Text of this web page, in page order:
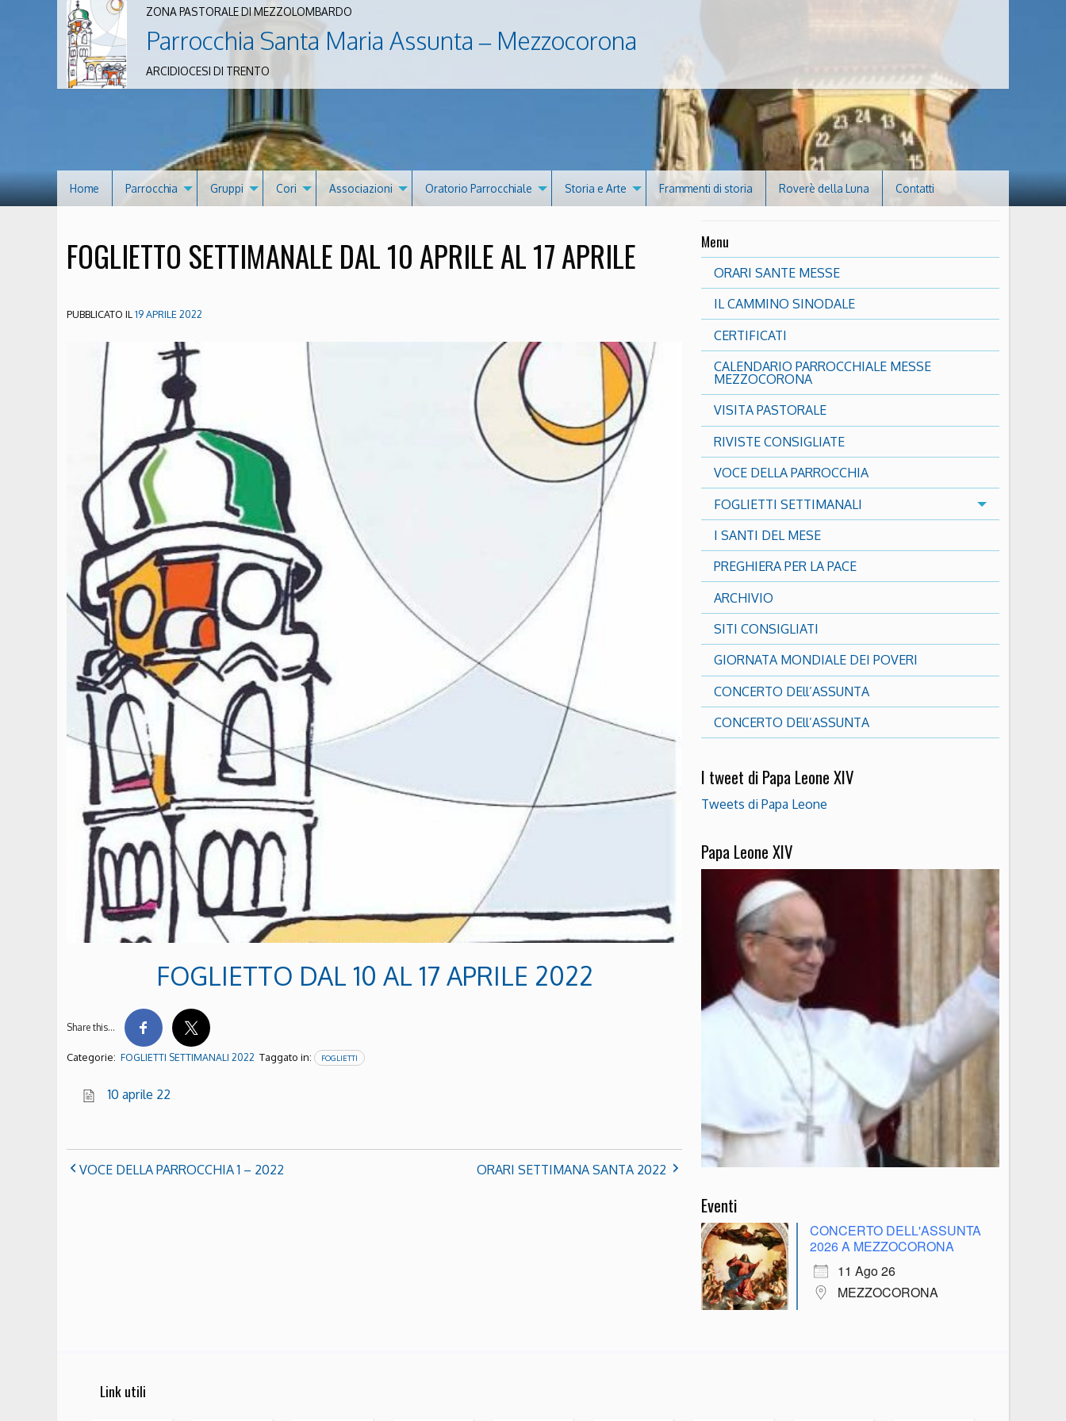
ZONA PASTORALE DI MEZZOLOMBARDO
Parrocchia Santa Maria Assunta – Mezzocorona
ARCIDIOCESI DI TRENTO
Home Parrocchia Gruppi Cori Associazioni Oratorio Parrocchiale Storia e Arte Frammenti di storia Roverè della Luna Contatti
FOGLIETTO SETTIMANALE DAL 10 APRILE AL 17 APRILE
PUBBLICATO IL19 APRILE 2022
FOGLIETTO DAL 10 AL 17 APRILE 2022
Share this…
Categorie: FOGLIETTI SETTIMANALI 2022 Taggato in: FOGLIETTI
10 aprile 22
VOCE DELLA PARROCCHIA 1 – 2022 ORARI SETTIMANA SANTA 2022
Menu
ORARI SANTE MESSE
IL CAMMINO SINODALE
CERTIFICATI
CALENDARIO PARROCCHIALE MESSE
MEZZOCORONA
VISITA PASTORALE
RIVISTE CONSIGLIATE
VOCE DELLA PARROCCHIA
FOGLIETTI SETTIMANALI
I SANTI DEL MESE
PREGHIERA PER LA PACE
ARCHIVIO
SITI CONSIGLIATI
GIORNATA MONDIALE DEI POVERI
CONCERTO DEll’ASSUNTA
CONCERTO DEll’ASSUNTA
I tweet di Papa Leone XIV
Tweets di Papa Leone
Papa Leone XIV
Eventi
CONCERTO DELL'ASSUNTA
2026 A MEZZOCORONA
11 Ago 26
MEZZOCORONA
Link utili